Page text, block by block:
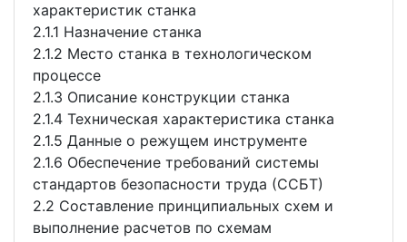
характеристик станка
2.1.1 Назначение станка
2.1.2 Место станка в технологическом
процессе
2.1.3 Описание конструкции станка
2.1.4 Техническая характеристика станка
2.1.5 Данные о режущем инструменте
2.1.6 Обеспечение требований системы
стандартов безопасности труда (ССБТ)
2.2 Составление принципиальных схем и
выполнение расчетов по схемам